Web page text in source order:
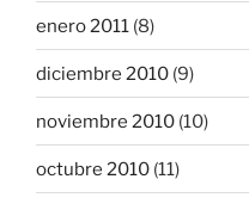
enero 2011 (8)
diciembre 2010 (9)
noviembre 2010 (10)
octubre 2010 (11)